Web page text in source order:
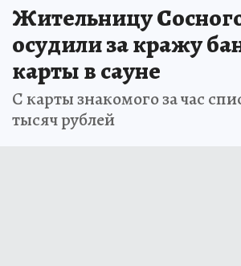
Жительницу
осудили за кражу
карты в сауне
С карты знакомого за час
тысяч рублей